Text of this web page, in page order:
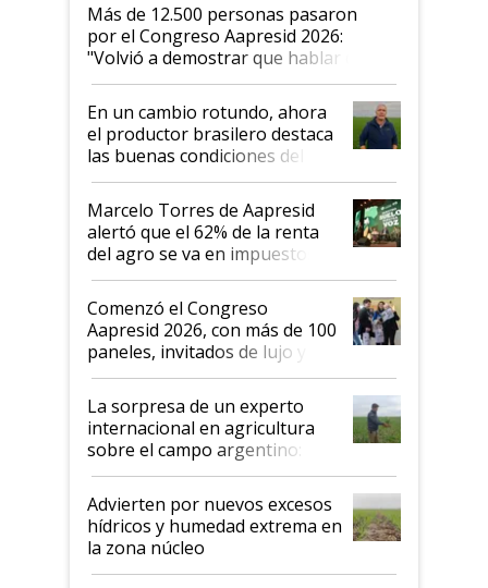
Más de 12.500 personas pasaron
por el Congreso Aapresid 2026:
"Volvió a demostrar que hablar del
suelo es hablar de todo el sistema
productivo"
En un cambio rotundo, ahora
el productor brasilero destaca
las buenas condiciones del
agro argentino para invertir:
"Los veo más motivados"
Marcelo Torres de Aapresid
alertó que el 62% de la renta
del agro se va en impuestos:
"No es bueno que en
Argentina se sigan discutiendo
las mismas cosas de hace 50
años"
Comenzó el Congreso
Aapresid 2026, con más de 100
paneles, invitados de lujo y
todas las tendencias
La sorpresa de un experto
internacional en agricultura
sobre el campo argentino:
"Estoy muy impresionado"
Advierten por nuevos excesos
hídricos y humedad extrema en
la zona núcleo